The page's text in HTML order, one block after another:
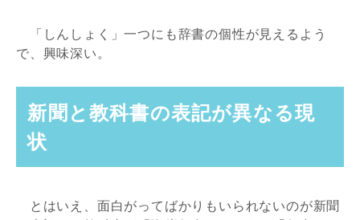
「しんしょく」一つにも辞書の個性が見えるよう
で、興味深い。
新聞と教科書の表記が異なる現
状
とはいえ、面白がってばかりもいられないのが新聞